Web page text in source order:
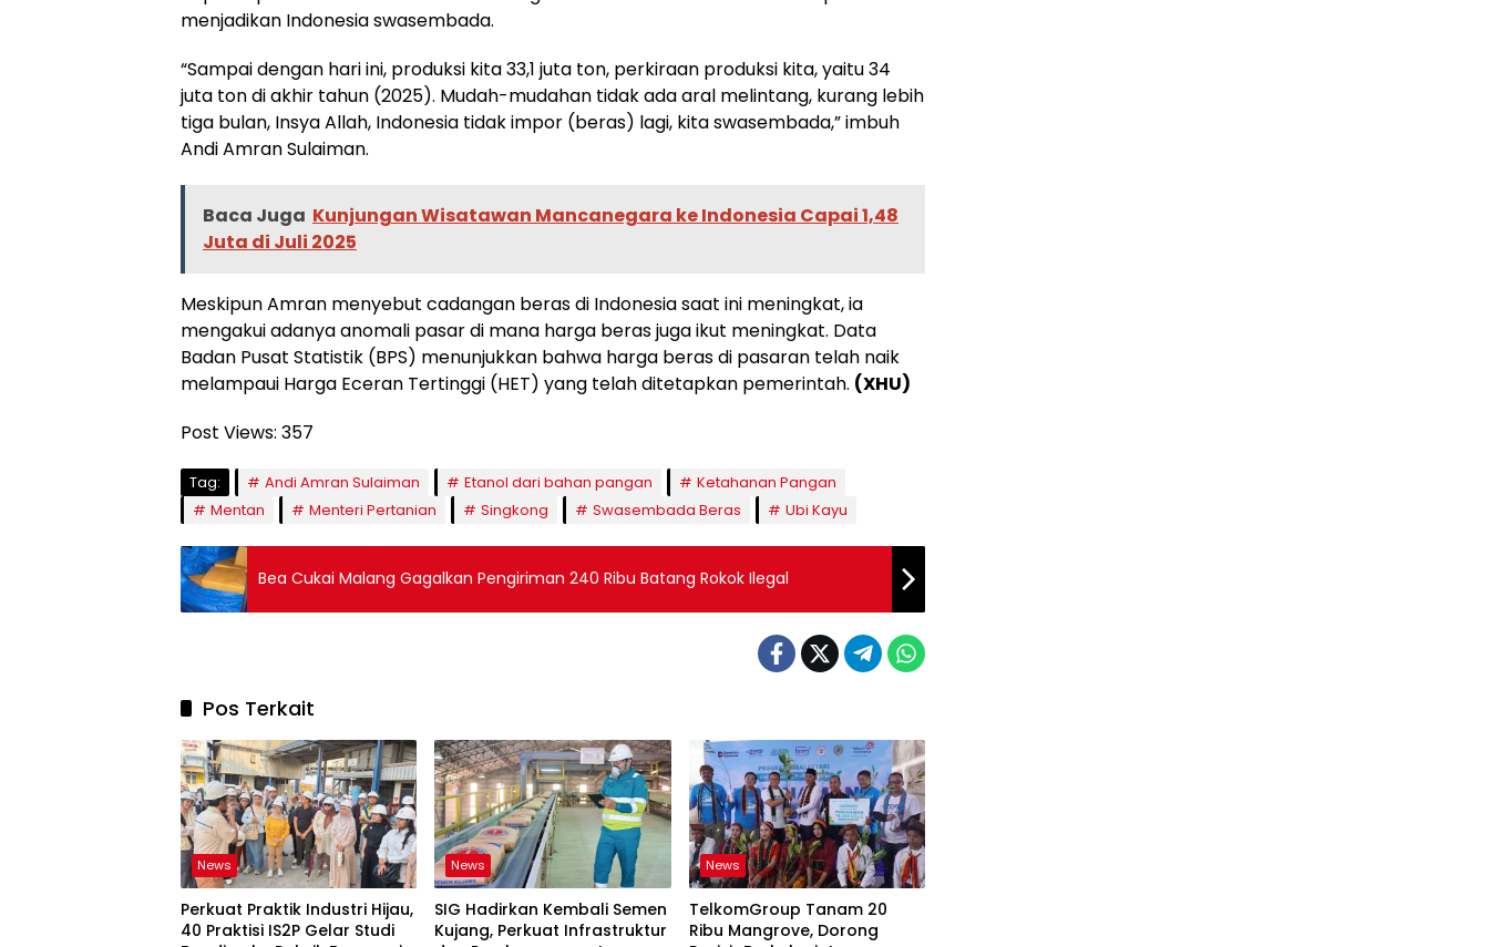
menjadikan Indonesia swasembada.
“Sampai dengan hari ini, produksi kita 33,1 juta ton, perkiraan produksi kita, yaitu 34
juta ton di akhir tahun (2025). Mudah-mudahan tidak ada aral melintang, kurang lebih
tiga bulan, Insya Allah, Indonesia tidak impor (beras) lagi, kita swasembada,” imbuh
Andi Amran Sulaiman.
Baca Juga Kunjungan Wisatawan Mancanegara ke Indonesia Capai 1,48
Juta di Juli 2025
Meskipun Amran menyebut cadangan beras di Indonesia saat ini meningkat, ia
mengakui adanya anomali pasar di mana harga beras juga ikut meningkat. Data
Badan Pusat Statistik (BPS) menunjukkan bahwa harga beras di pasaran telah naik
melampaui Harga Eceran Tertinggi (HET) yang telah ditetapkan pemerintah. (XHU)
Post Views: 357
Tag: Andi Amran Sulaiman Etanol dari bahan pangan
Ketahanan Pangan
Mentan
Menteri Pertanian Singkong Swasembada Beras Ubi Kayu
Bea Cukai Malang Gagalkan Pengiriman 240 Ribu Batang Rokok Ilegal
Pos Terkait
News
Perkuat Praktik Industri Hijau,
40 Praktisi IS2P Gelar Studi
News
SIG Hadirkan Kembali Semen
Kujang, Perkuat Infrastruktur
News
TelkomGroup Tanam 20
Ribu Mangrove, Dorong